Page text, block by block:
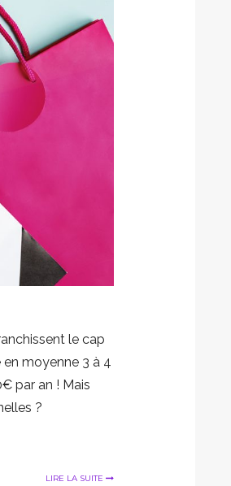
le cap
moyenne 3 à 4
par an ! Mais
?
LIRE LA SUITE